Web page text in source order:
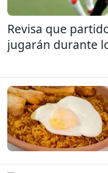
Revisa que
jugarán durante